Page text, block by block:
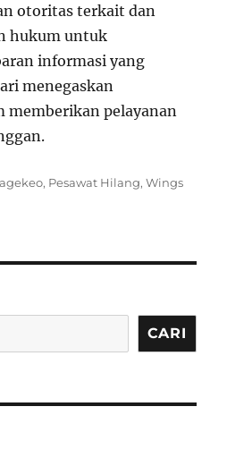
otoritas terkait dan
hukum untuk
informasi yang
menegaskan
memberikan pelayanan
, Pesawat Hilang,Wings
CARI